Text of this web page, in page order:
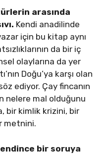
arasında
Kendi anadilinde
için bu kitap aynı
da bir iç
olaylarına da yer
Doğu’ya karşı olan
ediyor. Çay fincanın
nelere mal olduğunu
bir kimlik krizini, bir
metnini.
bir soruya